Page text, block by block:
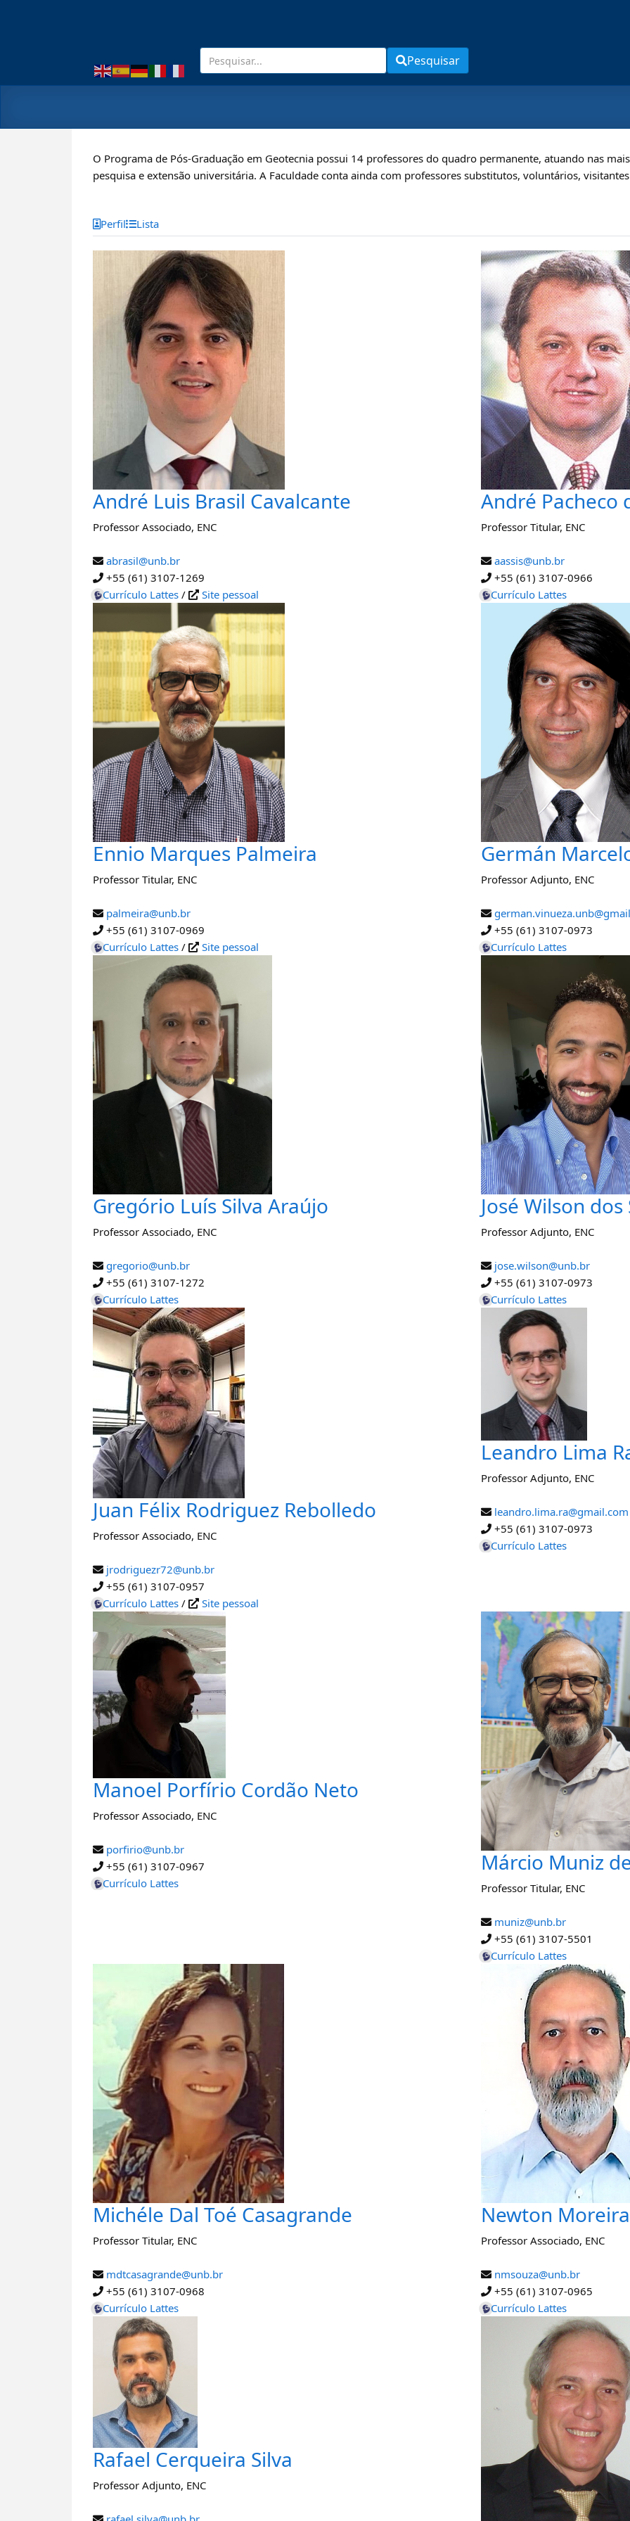
Pesquisar
O Programa de Pós-Graduação em Geotecnia possui 14 professores do quadro permanente, atuando nas
pesquisa e extensão universitária. A Faculdade conta ainda com professores substitutos, voluntários,
Perfil Lista
André Luis Brasil Cavalcante
Professor Associado, ENC
abrasil@unb.br
+55 (61) 3107-1269
Currículo Lattes / Site pessoal
André Pacheco
Professor Titular, ENC
aassis@unb.br
+55 (61) 3107-0966
Currículo Lattes
Ennio Marques Palmeira
Professor Titular, ENC
palmeira@unb.br
+55 (61) 3107-0969
Currículo Lattes / Site pessoal
Germán
Professor Adjunto, ENC
+55 (61) 3107-0973
Currículo Lattes
Gregório Luís Silva Araújo
Professor Associado, ENC
gregorio@unb.br
+55 (61) 3107-1272
Currículo Lattes
José Wilson
Professor Adjunto, ENC
jose.wilson@unb.br
+55 (61) 3107-0973
Currículo Lattes
Juan Félix Rodriguez Rebolledo
Professor Associado, ENC
jrodriguezr72@unb.br
+55 (61) 3107-0957
Currículo Lattes / Site pessoal
Leandro Lima
Professor Adjunto, ENC
leandro.lima.ra@gmail.com
+55 (61) 3107-0973
Currículo Lattes
Manoel Porfírio Cordão Neto
Professor Associado, ENC
porfirio@unb.br
+55 (61) 3107-0967
Currículo Lattes
Márcio Muniz
Professor Titular, ENC
muniz@unb.br
+55 (61) 3107-5501
Currículo Lattes
Michéle Dal Toé Casagrande
Professor Titular, ENC
mdtcasagrande@unb.br
+55 (61) 3107-0968
Currículo Lattes
Newton
Professor Associado, ENC
nmsouza@unb.br
+55 (61) 3107-0965
Currículo Lattes
Rafael Cerqueira Silva
Professor Adjunto, ENC